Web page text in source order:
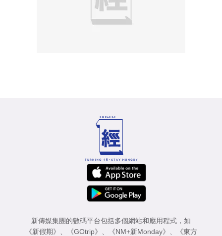
新傳媒集團的數碼平台包括多個網站和應用程式，如
《新假期》
《GOtrip》 《NM+新Monday》
《東方